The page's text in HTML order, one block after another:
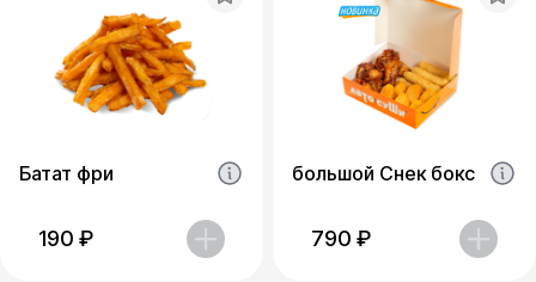
Батат фри
190 ₽
большой Снек бокс
790 ₽